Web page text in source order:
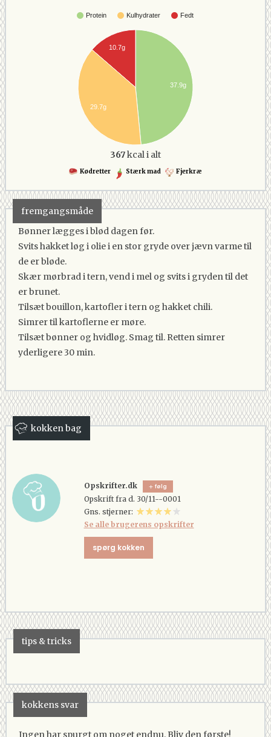
Protein Kulhydrater Fedt
37.9g
10.7g
29.7g
367kcal i alt
Kødretter Stærk mad Fjerkræ
fremgangsmåde
Bønner lægges i blød dagen før.
Svits hakket løg i olie i en stor gryde over jævn varme til
de er bløde.
Skær mørbrad i tern, vend i mel og svits i gryden til det
er brunet.
Tilsæt bouillon, kartofler i tern og hakket chili.
Simrer til kartoflerne er møre.
Tilsæt bønner og hvidløg. Smag til. Retten simrer
yderligere 30 min.
kokken bag
Opskrifter.dk følg
Opskrift fra d. 30/11--0001
Gns. stjerner:
Se alle brugerens opskrifter
spørg kokken
tips & tricks
kokkens svar
Ingen har spurgt om noget endnu. Bliv den første!